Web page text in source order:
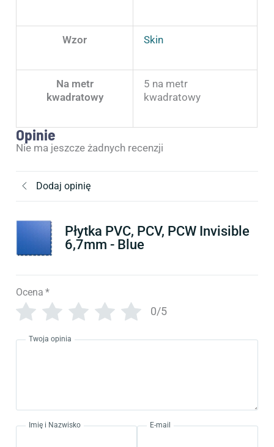
Wzor Skin
Na metr
kwadratowy
5 na metr
kwadratowy
Opinie
Nie ma jeszcze żadnych recenzji
Dodaj opinię
Płytka PVC, PCV, PCW Invisible
6,7mm - Blue
Ocena *
0/5
Twoja opinia
Imię i Nazwisko E-mail